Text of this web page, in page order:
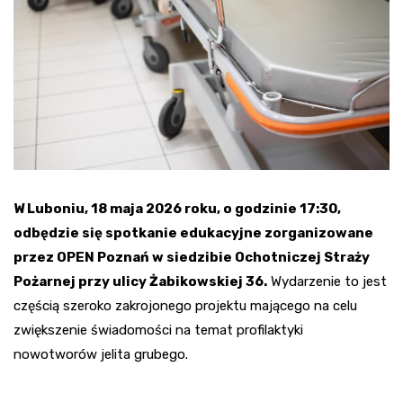
W Luboniu, 18 maja 2026 roku, o godzinie 17:30,
odbędzie się spotkanie edukacyjne zorganizowane
przez OPEN Poznań w siedzibie Ochotniczej Straży
Pożarnej przy ulicy Żabikowskiej 36. Wydarzenie to jest
częścią szeroko zakrojonego projektu mającego na celu
zwiększenie świadomości na temat profilaktyki
nowotworów jelita grubego.